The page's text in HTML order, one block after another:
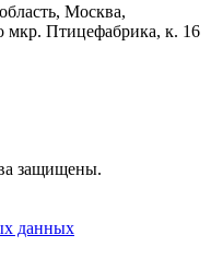
, Москва,
Птицефабрика, к. 16
защищены.
данных